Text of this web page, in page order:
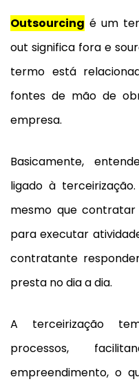
Outsourcing é um
out significa fora e
termo está
fontes de mão de
empresa.
Basicamente,
ligado à
mesmo que
para executar
contratante
presta no dia a dia.
A terceirização
processos,
empreendimento, o